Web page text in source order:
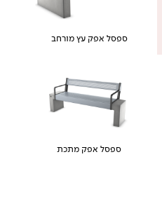
ספסל אפק עץ מורחב
ספסל אפק מתכת